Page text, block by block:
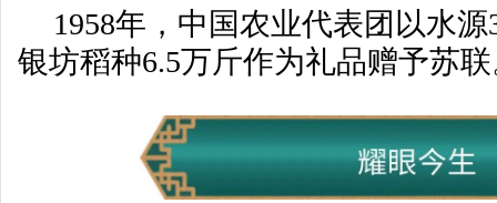
1958年，中国农业代表团以水
银坊稻种6.5万斤作为礼品赠予苏